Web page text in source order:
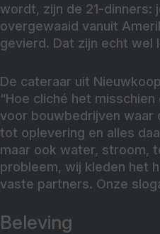
wordt, zijn de 21-dinners:
overgewaaid vanuit
gevierd. Dat zijn echt wel
De cateraar uit
“Hoe cliché het
voor bouwbedrijven
tot oplevering en alles
maar ook water, stroom,
probleem, wij kleden het
vaste partners. Onze
Beleving